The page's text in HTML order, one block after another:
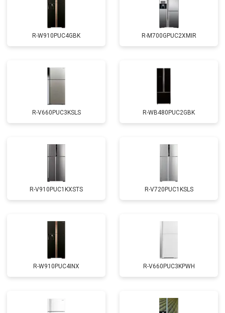
R-W910PUC4GBK R-M700GPUC2XMIR
R-V660PUC3KSLS R-WB480PUC2GBK
R-V910PUC1KXSTS R-V720PUC1KSLS
R-W910PUC4INX R-V660PUC3KPWH